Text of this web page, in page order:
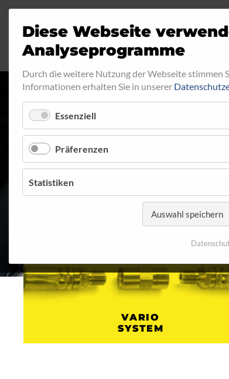
Startseite Programm Ringfitting
VARIO
SYSTEM
Diese Webseite
Analyseprogramme
Durch die weitere Nutzung der Webseite stimmen
Informationen erhalten Sie in unserer
Essenziell
Präferenzen
Statistiken
Auswahl speichern